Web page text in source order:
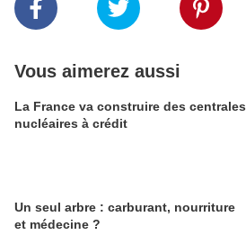
Vous aimerez aussi
La France va construire des centrales
nucléaires à crédit
Un seul arbre : carburant, nourriture
et médecine ?